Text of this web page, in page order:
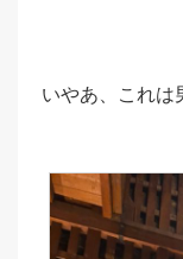
いやあ、これは